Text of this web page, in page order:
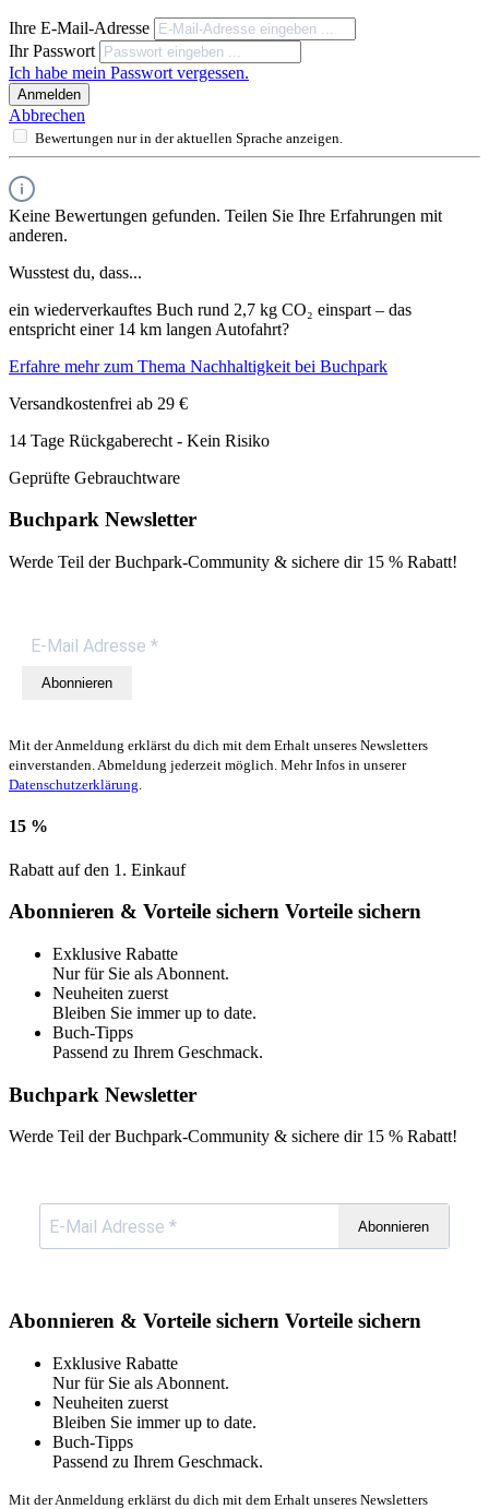
Ihre E-Mail-Adresse
Ihr Passwort
Ich habe mein Passwort vergessen.
Anmelden
Abbrechen
Bewertungen nur in der aktuellen Sprache anzeigen.
Keine Bewertungen gefunden. Teilen Sie Ihre Erfahrungen mit
anderen.
Wusstest du, dass...
ein wiederverkauftes Buch rund 2,7 kg CO₂ einspart – das
entspricht einer 14 km langen Autofahrt?
Erfahre mehr zum Thema Nachhaltigkeit bei Buchpark
Versandkostenfrei ab 29 €
14 Tage Rückgaberecht - Kein Risiko
Geprüfte Gebrauchtware
Buchpark Newsletter
Werde Teil der Buchpark-Community & sichere dir 15 % Rabatt!
Abonnieren
Mit der Anmeldung erklärst du dich mit dem Erhalt unseres Newsletters
einverstanden. Abmeldung jederzeit möglich. Mehr Infos in unserer
Datenschutzerklärung.
15 %
Rabatt auf den 1. Einkauf
Abonnieren & Vorteile sichern Vorteile sichern
Exklusive Rabatte
Nur für Sie als Abonnent.
Neuheiten zuerst
Bleiben Sie immer up to date.
Buch-Tipps
Passend zu Ihrem Geschmack.
Buchpark Newsletter
Werde Teil der Buchpark-Community & sichere dir 15 % Rabatt!
Abonnieren
Abonnieren & Vorteile sichern Vorteile sichern
Exklusive Rabatte
Nur für Sie als Abonnent.
Neuheiten zuerst
Bleiben Sie immer up to date.
Buch-Tipps
Passend zu Ihrem Geschmack.
Mit der Anmeldung erklärst du dich mit dem Erhalt unseres Newsletters